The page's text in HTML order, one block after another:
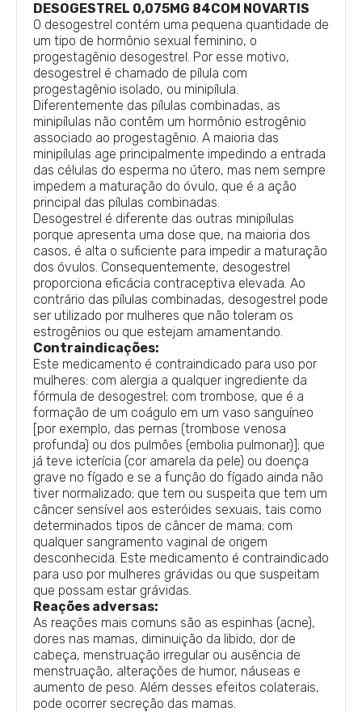
DESOGESTREL 0,075MG 84COM NOVARTIS
O desogestrel contém uma pequena quantidade de
um tipo de hormônio sexual feminino, o
progestagênio desogestrel. Por esse motivo,
desogestrel é chamado de pílula com
progestagênio isolado, ou minipílula.
Diferentemente das pílulas combinadas, as
minipílulas não contêm um hormônio estrogênio
associado ao progestagênio. A maioria das
minipílulas age principalmente impedindo a entrada
das células do esperma no útero, mas nem sempre
impedem a maturação do óvulo, que é a ação
principal das pílulas combinadas.
Desogestrel é diferente das outras minipílulas
porque apresenta uma dose que, na maioria dos
casos, é alta o suficiente para impedir a maturação
dos óvulos. Consequentemente, desogestrel
proporciona eficácia contraceptiva elevada. Ao
contrário das pílulas combinadas, desogestrel pode
ser utilizado por mulheres que não toleram os
estrogênios ou que estejam amamentando.
Contraindicações:
Este medicamento é contraindicado para uso por
mulheres: com alergia a qualquer ingrediente da
fórmula de desogestrel; com trombose, que é a
formação de um coágulo em um vaso sanguíneo
[por exemplo, das pernas (trombose venosa
profunda) ou dos pulmões (embolia pulmonar)]; que
já teve icterícia (cor amarela da pele) ou doença
grave no fígado e se a função do fígado ainda não
tiver normalizado; que tem ou suspeita que tem um
câncer sensível aos esteróides sexuais, tais como
determinados tipos de câncer de mama; com
qualquer sangramento vaginal de origem
desconhecida. Este medicamento é contraindicado
para uso por mulheres grávidas ou que suspeitam
que possam estar grávidas.
Reações adversas:
As reações mais comuns são as espinhas (acne),
dores nas mamas, diminuição da libido, dor de
cabeça, menstruação irregular ou ausência de
menstruação, alterações de humor, náuseas e
aumento de peso. Além desses efeitos colaterais,
pode ocorrer secreção das mamas.